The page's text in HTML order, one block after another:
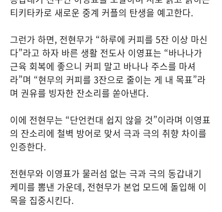
티키타카로 새로운 중계 커플의 탄생을 예고한다.
그런가 하면, 전현무가 “하루에 커피를 5잔 이상 마신
다”라고 하자 바른 생활 전도사 이영표는 “바나나가
근육 회복에 좋으니 커피 말고 바나나 주스를 마셔
라”며 “현무의 커피를 3잔으로 줄이는 게 내 목표”라
며 권유를 빙자한 잔소리를 쏟아낸다.
이에 전현무는 “단언컨대 쉽지 않을 것”이라며 이영표
의 잔소리에 철벽 방어로 맞서 극과 극의 취향 차이를
인증한다.
전현무와 이영표가 물러섬 없는 극과 극의 동갑내기
케미를 뽐낸 가운데, 전현무가 본업 모드에 돌입해 이
목을 집중시킨다.